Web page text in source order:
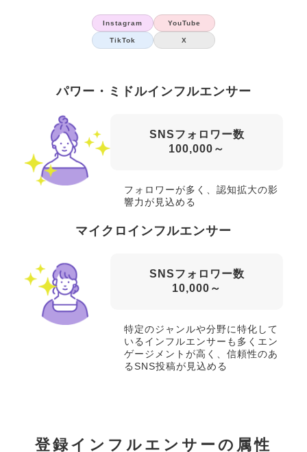
Instagram YouTube
TikTok X
パワー・ミドルインフルエンサー
SNSフォロワー数
100,000～
フォロワーが多く、認知拡大の影
響力が見込める
マイクロインフルエンサー
SNSフォロワー数
10,000～
特定のジャンルや分野に特化して
いるインフルエンサーも多くエン
ゲージメントが高く、信頼性のあ
るSNS投稿が見込める
登録インフルエンサーの属性